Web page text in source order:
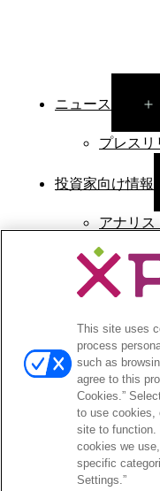
ニュース
プレスリ
投資家向け情報
アナリ
投資家向
企業ガバ
財務報告
投資家
©2026 XPERI INC.
プライバシーポ
This site uses
process
such as
agree to this
Cookies.”
to use cookies,
site to function.
cookies we
specific
Settings.”